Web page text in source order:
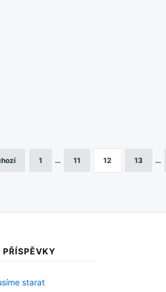
1 … 11 12 13 …
starat